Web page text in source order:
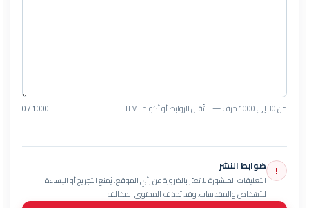
من 30 إلى 1000 حرف — لا تُقبل الروابط أو أكواد HTML. 0 / 1000
! ضوابط النشر
التعليقات المنشورة لا تعبّر بالضرورة عن رأي الموقع. يُمنع التجريح أو الإساءة
للأشخاص والمقدسات، وقد يُحذف المحتوى المخالف.